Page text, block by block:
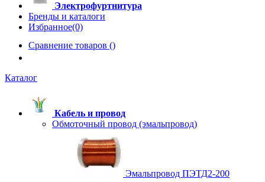
Электрофуртнитура
Бренды и каталоги
Избранное(0)
Сравнение товаров ()
Каталог
Кабель и провод
Обмоточный провод (эмальпровод)
Эмальпровод ПЭТД2-200